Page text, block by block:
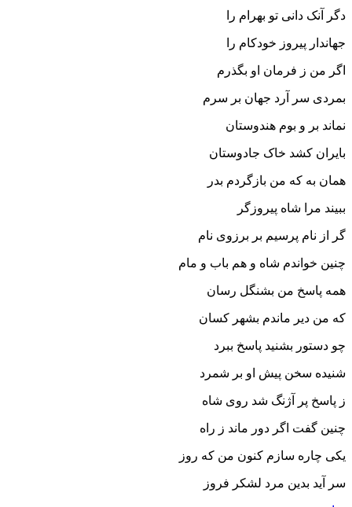
دگر آنک دانى تو بهرام را
جهاندار پیروز خودکام را
اگر من ز فرمان او بگذرم
بمردى سر آرد جهان بر سرم‏
نماند بر و بوم هندوستان
بایران کشد خاک جادوستان‏
همان به که من بازگردم بدر
ببیند مرا شاه پیروزگر
گر از نام پرسیم بر برزوى نام
چنین خواندم شاه و هم باب و مام‏
همه پاسخ من بشنگل رسان
که من دیر ماندم بشهر کسان‏
چو دستور بشنید پاسخ ببرد
شنیده سخن پیش او بر شمرد
ز پاسخ پر آژنگ شد روى شاه
چنین گفت اگر دور ماند ز راه‏
یکى چاره سازم کنون من که روز
سر آید بدین مرد لشکر فروز